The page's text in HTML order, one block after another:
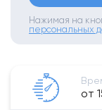
Нажимая на
персональных
от